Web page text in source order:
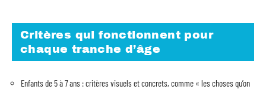
Critères qui fonctionnent pour
chaque tranche d’âge
Enfants de 5 à 7 ans : critères visuels et concrets, comme « les choses qu’on